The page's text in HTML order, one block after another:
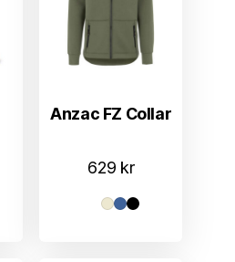
Anzac FZ Collar
629 kr